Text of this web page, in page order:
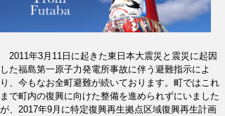
2011年3月11日に起きた東日本大震災と震災に起因
した福島第一原子力発電所事故に伴う避難指示によ
り、今もなお全町避難が続いております。町ではこれ
まで町内の復興に向けた整備を進められずにいました
が、2017年9月に特定復興再生拠点区域復興再生計画